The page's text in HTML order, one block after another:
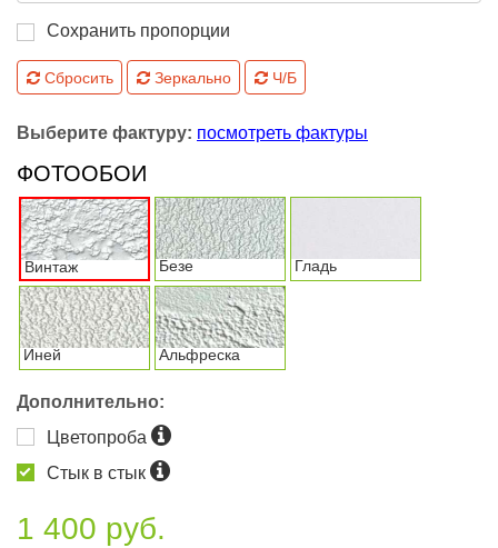
Сохранить пропорции
Сбросить Зеркально Ч/Б
Выберите фактуру: посмотреть фактуры
ФОТООБОИ
Винтаж Безе Гладь
Иней Альфреска
Дополнительно:
Цветопроба
Стык в стык
1 400 руб.